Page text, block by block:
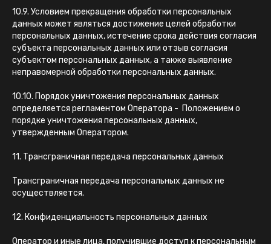
10.9. Условием прекращения обработки персональных
данных может являться достижение целей обработки
персональных данных, истечение срока действия согласия
субъекта персональных данных или отзыв согласия
субъектом персональных данных, а также выявление
неправомерной обработки персональных данных.
10.10. Порядок уничтожения персональных данных
определяется регламентом Оператора - Положением о
порядке уничтожения персональных данных,
утвержденным Оператором.
11. Трансграничная передача персональных данных
Трансграничная передача персональных данных не
осуществляется.
12. Конфиденциальность персональных данных
Оператор и иные лица, получившие доступ к персональным